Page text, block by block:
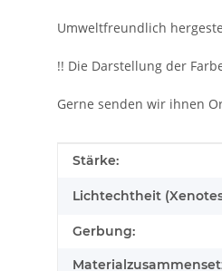
Umweltfreundlich
!! Die Darstellung der
Gerne senden wir ihnen
Produkteigenschaft
Wert
Stärke:
Lichtechtheit
Gerbung: